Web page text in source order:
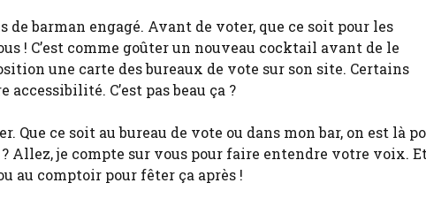
barman engagé. Avant de voter, que ce soit pour les
! C’est comme goûter un nouveau cocktail avant de le
une carte des bureaux de vote sur son site. Certains
C’est pas beau ça ?
Que ce soit au bureau de vote ou dans mon bar, on est là
Allez, je compte sur vous pour faire entendre votre voix. Et
au comptoir pour fêter ça après !